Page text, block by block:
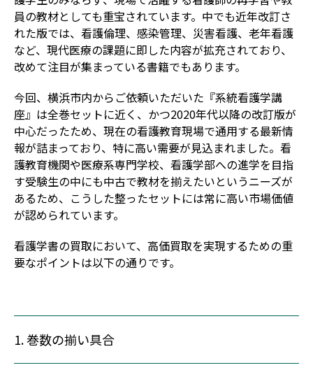
員の教材としても重宝されています。中でも近年改訂さ
れた版では、看護倫理、感染管理、災害看護、老年看護
など、現代医療の課題に即した内容が拡充されており、
改めて注目が集まっている書籍でもあります。
今回、横浜市内からご依頼いただいた『系統看護学講
座』は全巻セットに近く、かつ2020年代以降の改訂版が
中心だったため、現在の看護教育現場で通用する最新情
報が詰まっており、特に高い需要が見込まれました。看
護教育機関や医療系専門学校、看護学部への進学を目指
す受験生の中にも中古で教材を揃えたいというニーズが
あるため、こうした整ったセットには常に高い市場価値
が認められています。
看護学書の買取において、高価買取を実現するための重
要なポイントは以下の通りです。
1. 巻数の揃い具合